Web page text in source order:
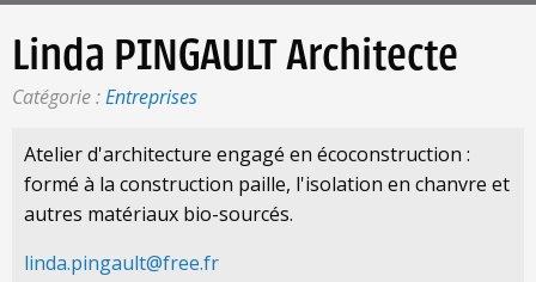
Linda PINGAULT Architecte
Catégorie :Entreprises
Atelier d'architecture engagé en écoconstruction :
formé à la construction paille, l'isolation en chanvre et
autres matériaux bio-sourcés.
linda.pingault@free.fr